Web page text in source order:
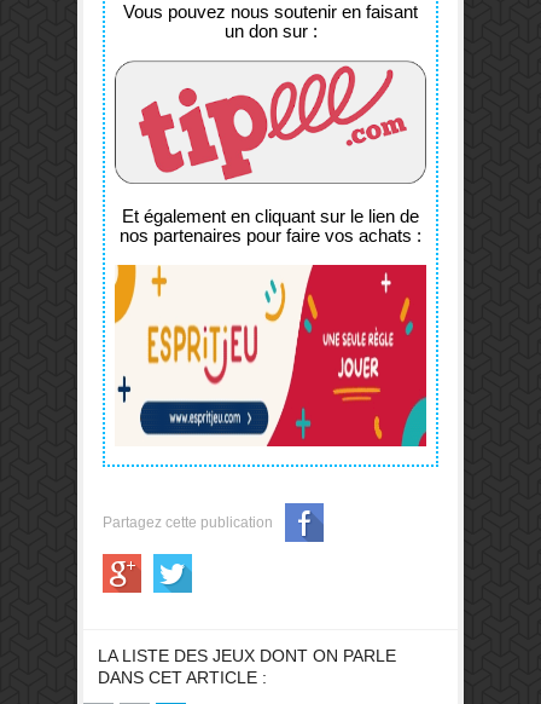
Vous pouvez nous soutenir en faisant
un don sur :
Et également en cliquant sur le lien de
nos partenaires pour faire vos achats :
Partagez cette publication
LA LISTE DES JEUX DONT ON PARLE
DANS CET ARTICLE :